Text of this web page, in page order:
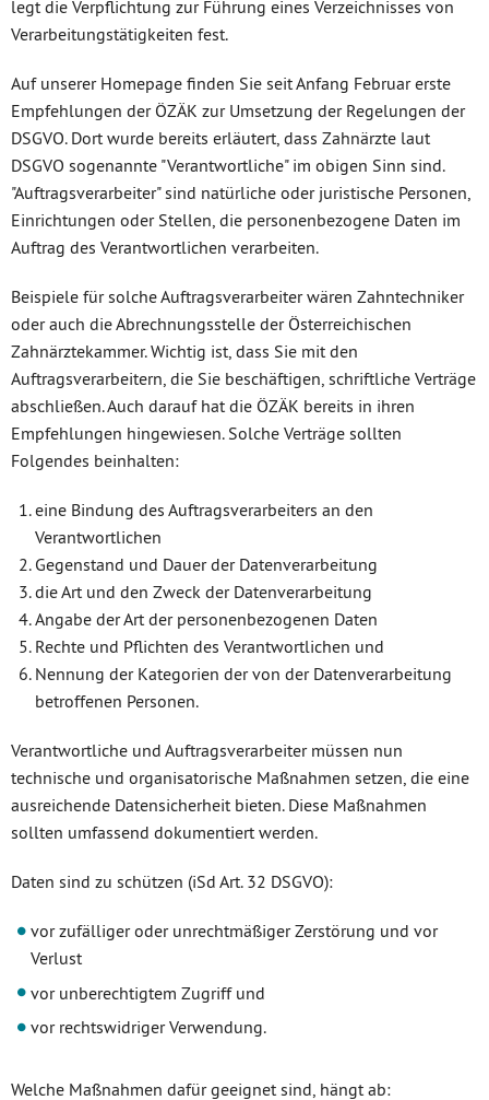
legt die Verpflichtung zur Führung eines Verzeichnisses von
Verarbeitungstätigkeiten fest.
Auf unserer Homepage finden Sie seit Anfang Februar erste
Empfehlungen der ÖZÄK zur Umsetzung der Regelungen der
DSGVO. Dort wurde bereits erläutert, dass Zahnärzte laut
DSGVO sogenannte "Verantwortliche" im obigen Sinn sind.
"Auftragsverarbeiter" sind natürliche oder juristische Personen,
Einrichtungen oder Stellen, die personenbezogene Daten im
Auftrag des Verantwortlichen verarbeiten.
Beispiele für solche Auftragsverarbeiter wären Zahntechniker
oder auch die Abrechnungsstelle der Österreichischen
Zahnärztekammer. Wichtig ist, dass Sie mit den
Auftragsverarbeitern, die Sie beschäftigen, schriftliche Verträge
abschließen. Auch darauf hat die ÖZÄK bereits in ihren
Empfehlungen hingewiesen. Solche Verträge sollten
Folgendes beinhalten:
eine Bindung des Auftragsverarbeiters an den
Verantwortlichen
Gegenstand und Dauer der Datenverarbeitung
die Art und den Zweck der Datenverarbeitung
Angabe der Art der personenbezogenen Daten
Rechte und Pflichten des Verantwortlichen und
Nennung der Kategorien der von der Datenverarbeitung
betroffenen Personen.
Verantwortliche und Auftragsverarbeiter müssen nun
technische und organisatorische Maßnahmen setzen, die eine
ausreichende Datensicherheit bieten. Diese Maßnahmen
sollten umfassend dokumentiert werden.
Daten sind zu schützen (iSd Art. 32 DSGVO):
vor zufälliger oder unrechtmäßiger Zerstörung und vor
Verlust
vor unberechtigtem Zugriff und
vor rechtswidriger Verwendung.
Welche Maßnahmen dafür geeignet sind, hängt ab: